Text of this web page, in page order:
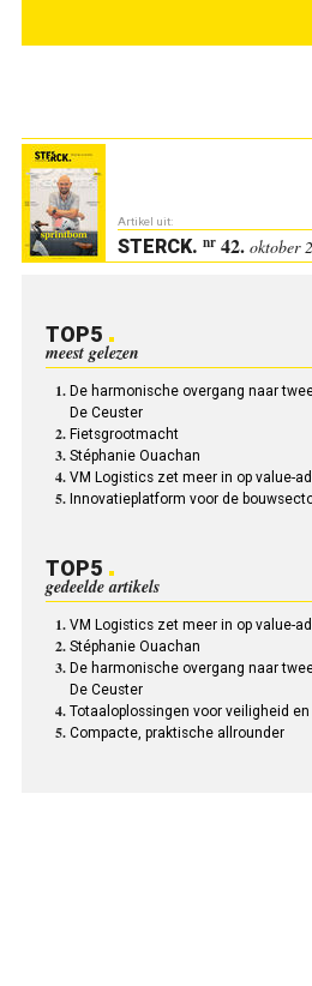
Artikel uit:
STERCK. nr42. oktober
TOP5
meest gelezen
De harmonische overgang naar
De Ceuster
Fietsgrootmacht
Stéphanie Ouachan
VM Logistics zet meer in op value-
Innovatieplatform voor de
TOP5
gedeelde artikels
VM Logistics zet meer in op value-
Stéphanie Ouachan
De harmonische overgang naar
De Ceuster
Totaaloplossingen voor veiligheid
Compacte, praktische allrounder